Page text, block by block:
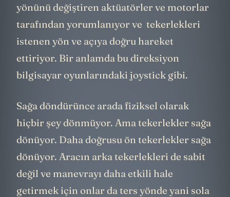
yönünü değiştiren aktüatörler ve motorlar
tarafından yorumlanıyor ve tekerlekleri
istenen yön ve açıya doğru hareket
ettiriyor. Bir anlamda bu direksiyon
bilgisayar oyunlarındaki joystick gibi.
Sağa döndürünce arada fiziksel olarak
hiçbir şey dönmüyor. Ama tekerlekler sağa
dönüyor. Daha doğrusu ön tekerlekler sağa
dönüyor. Aracın arka tekerlekleri de sabit
değil ve manevrayı daha etkili hale
getirmek için onlar da ters yönde yani sola